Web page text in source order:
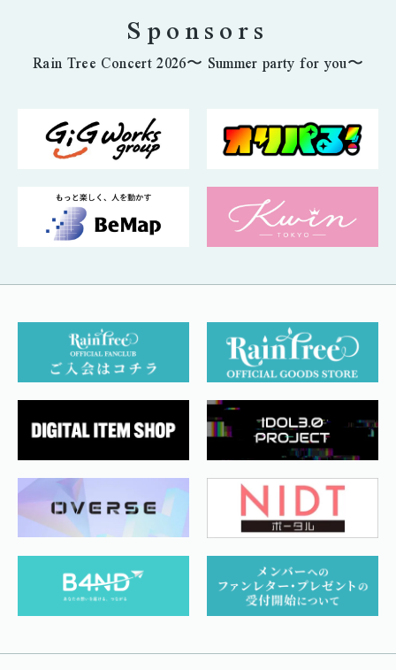
Sponsors
Rain Tree Concert 2026〜 Summer party for you〜